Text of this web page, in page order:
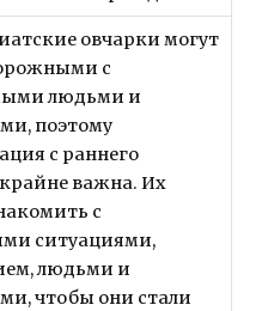
овчарки могут
с
людьми и
поэтому
с раннего
крайне важна. Их
с
ситуациями,
людьми и
чтобы они стали